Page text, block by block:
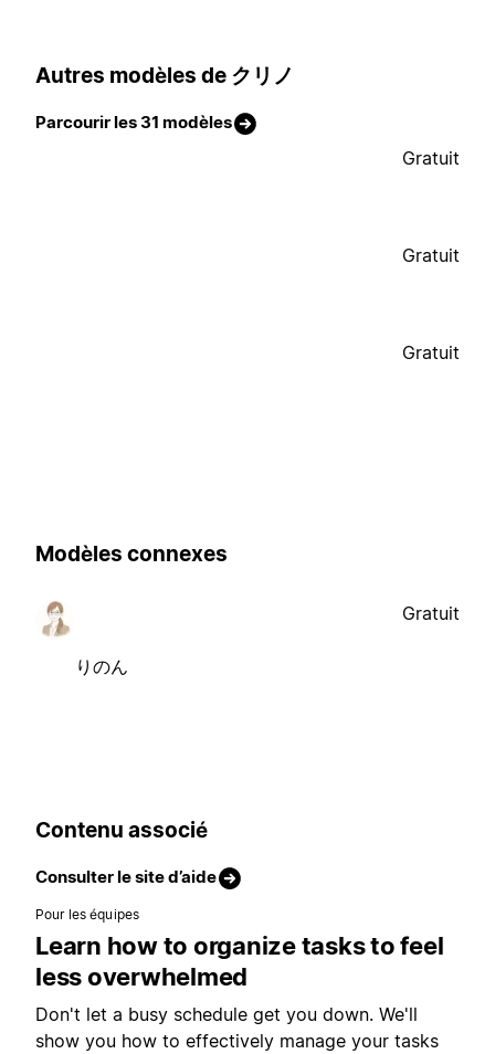
Autres modèles de クリノ
Parcourir les 31 modèles
Gratuit
Gratuit
Gratuit
Modèles connexes
りのん
Gratuit
Contenu associé
Consulter le site d’aide
Pour les équipes
Learn how to organize tasks to feel
less overwhelmed
Don't let a busy schedule get you down. We'll
show you how to effectively manage your tasks